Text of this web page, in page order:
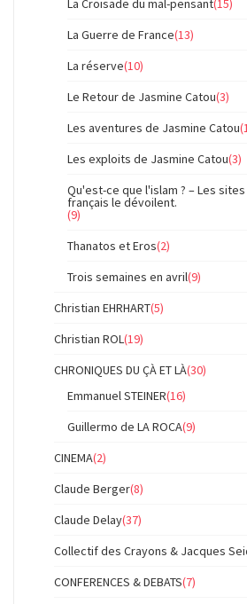
La Croisade du mal-pensant(15)
La Guerre de France(13)
La réserve(10)
Le Retour de Jasmine Catou(3)
Les aventures de Jasmine Catou
Les exploits de Jasmine Catou(3)
Qu'est-ce que l'islam ? – Les
français le dévoilent.
(9)
Thanatos et Eros(2)
Trois semaines en avril(9)
Christian EHRHART(5)
Christian ROL(19)
CHRONIQUES DU ÇÀ ET LÀ(30)
Emmanuel STEINER(16)
Guillermo de LA ROCA(9)
CINEMA(2)
Claude Berger(8)
Claude Delay(37)
Collectif des Crayons & Jacques
CONFERENCES & DEBATS(7)